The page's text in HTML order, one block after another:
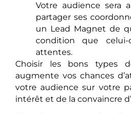
Votre audience sera
partager ses
un Lead Magnet de
condition que
attentes.
Choisir les bons types
augmente vos chances
votre audience sur votre
intérêt et de la convaincre